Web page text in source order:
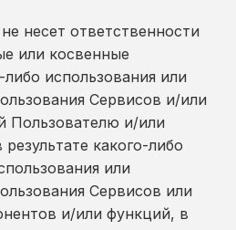
несет ответственности
или косвенные
использования или
Сервисов и/или
Пользователю и/или
какого-либо
или
Сервисов или
и/или функций, в